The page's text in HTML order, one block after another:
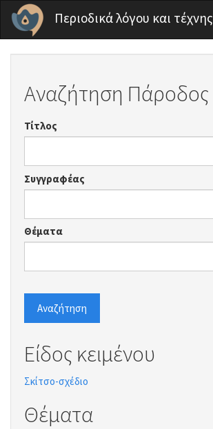
Παράκαμψη προς το κυρίως περιεχόμενο
Περιοδικά λόγου και τέχνης
Αναζήτηση Πάροδος
Τίτλος
Συγγραφέας
Θέματα
Αναζήτηση
Είδος κειμένου
Σκίτσο-σχέδιο
Θέματα